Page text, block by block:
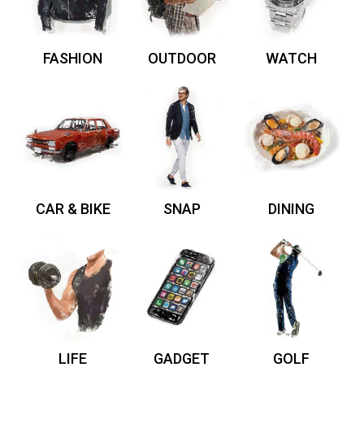
FASHION OUTDOOR WATCH
CAR & BIKE SNAP DINING
LIFE GADGET GOLF